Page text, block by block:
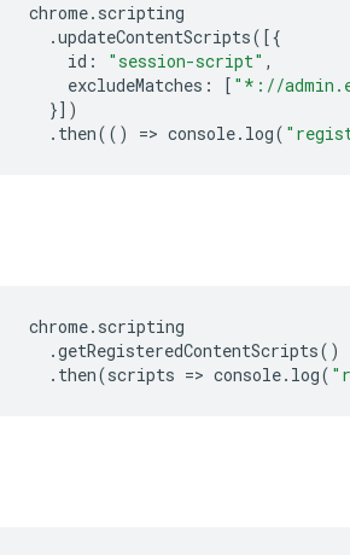
chrome. scripting
.updateContentScripts([{
id : "session-script" ,
excludeMatches : [ "*://
}])
. then(() => console. log(
chrome. scripting
.getRegisteredContentScripts()
. then(scripts => console. log(